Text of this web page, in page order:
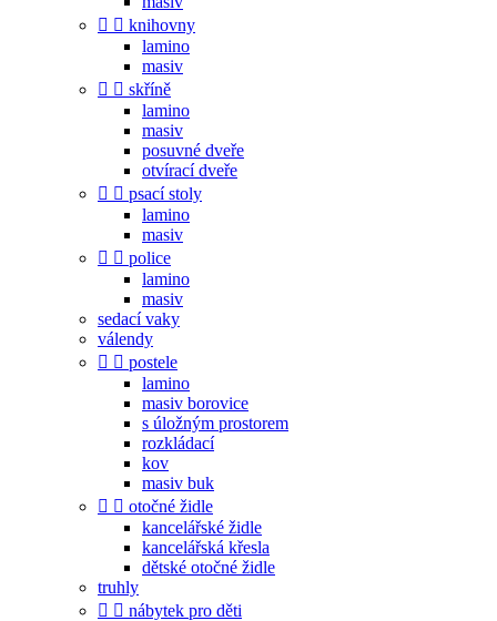
  knihovny
lamino
masiv
  skříně
lamino
masiv
posuvné dveře
otvírací dveře
  psací stoly
lamino
masiv
  police
lamino
masiv
sedací vaky
válendy
  postele
lamino
masiv borovice
s úložným prostorem
rozkládací
kov
masiv buk
  otočné židle
kancelářské židle
kancelářská křesla
dětské otočné židle
truhly
  nábytek pro děti